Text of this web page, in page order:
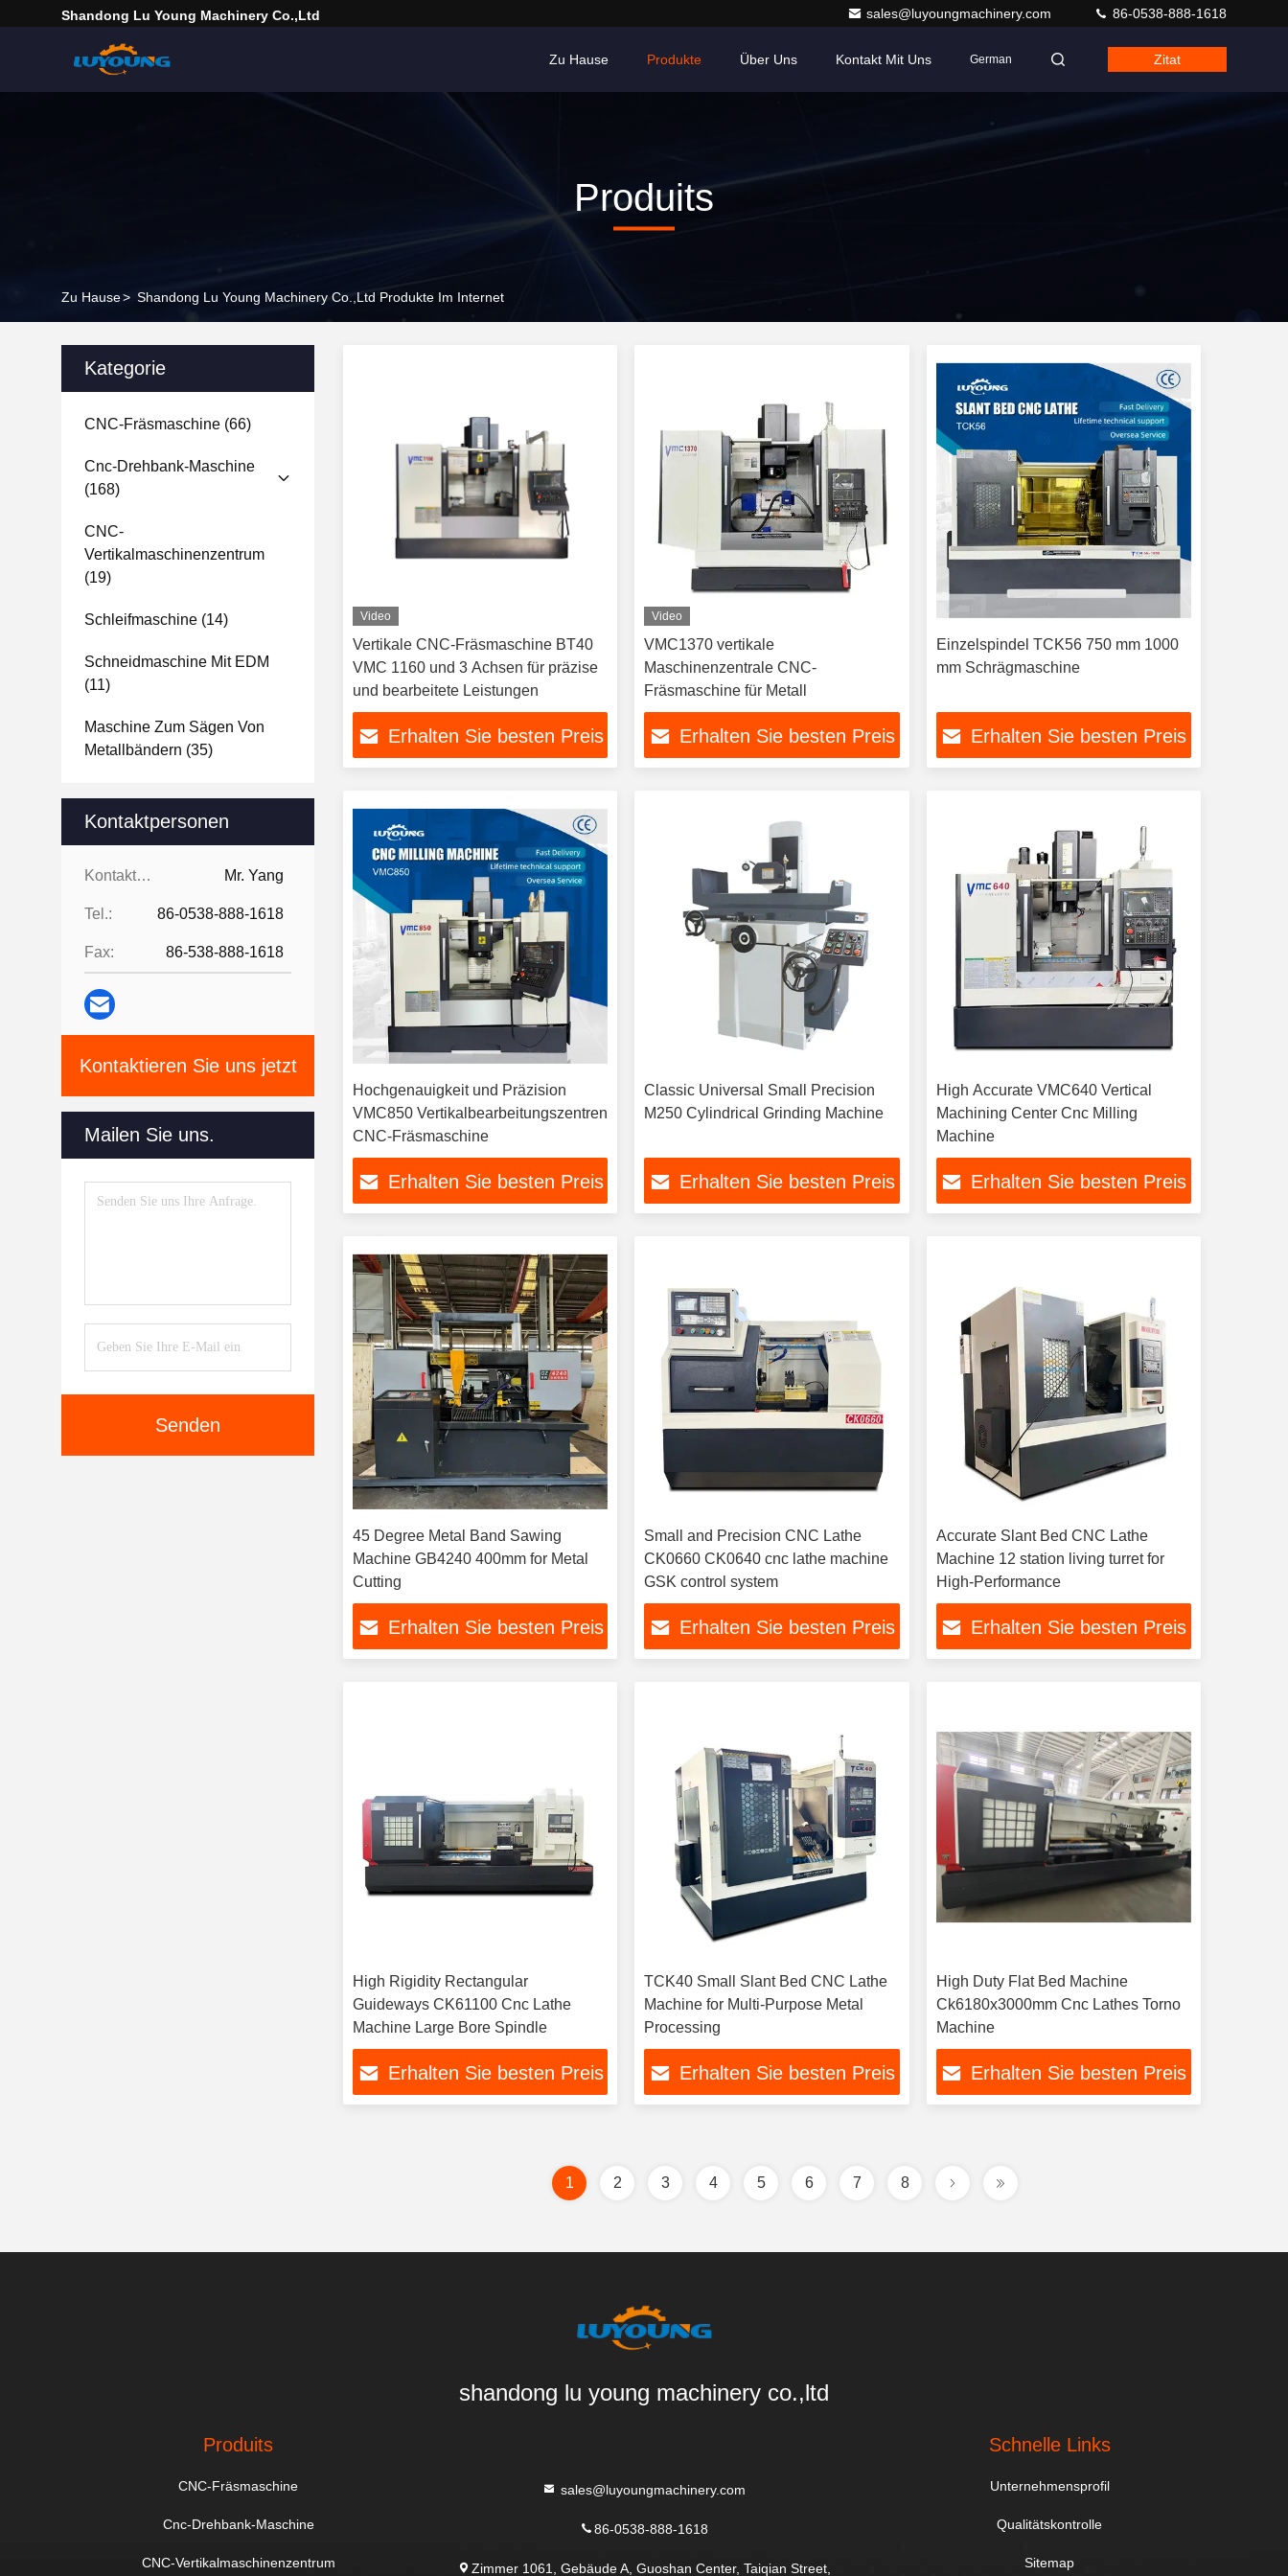
Shandong Lu Young Machinery Co.,ltd sales@luyoungmachinery.com 86-0538-888-1618
Zu Hause Produkte Über Uns Kontakt Mit Uns German Zitat
Produits
Zu Hause> Shandong Lu Young Machinery Co.,ltd Produkte Im Internet
Kategorie
CNC-Fräsmaschine (66)
Cnc-Drehbank-Maschine
(168)
CNC-
Vertikalmaschinenzentrum
(19)
Schleifmaschine (14)
Schneidmaschine Mit EDM
(11)
Maschine Zum Sägen Von
Metallbändern (35)
Kontaktpersonen
Kontaktpersonen: Mr. Yang
Tel.: 86-0538-888-1618
Fax: 86-538-888-1618
Kontaktieren Sie uns jetzt
Mailen Sie uns.
Senden
Video
Vertikale CNC-Fräsmaschine BT40
VMC 1160 und 3 Achsen für präzise
und bearbeitete Leistungen
Erhalten Sie besten Preis
Video
VMC1370 vertikale
Maschinenzentrale CNC-
Fräsmaschine für Metall
Erhalten Sie besten Preis
Einzelspindel TCK56 750 mm 1000
mm Schrägmaschine
Erhalten Sie besten Preis
Hochgenauigkeit und Präzision
VMC850 Vertikalbearbeitungszentren
CNC-Fräsmaschine
Erhalten Sie besten Preis
Classic Universal Small Precision
M250 Cylindrical Grinding Machine
Erhalten Sie besten Preis
High Accurate VMC640 Vertical
Machining Center Cnc Milling
Machine
Erhalten Sie besten Preis
45 Degree Metal Band Sawing
Machine GB4240 400mm for Metal
Cutting
Erhalten Sie besten Preis
Small and Precision CNC Lathe
CK0660 CK0640 cnc lathe machine
GSK control system
Erhalten Sie besten Preis
Accurate Slant Bed CNC Lathe
Machine 12 station living turret for
High-Performance
Erhalten Sie besten Preis
High Rigidity Rectangular
Guideways CK61100 Cnc Lathe
Machine Large Bore Spindle
Erhalten Sie besten Preis
TCK40 Small Slant Bed CNC Lathe
Machine for Multi-Purpose Metal
Processing
Erhalten Sie besten Preis
High Duty Flat Bed Machine
Ck6180x3000mm Cnc Lathes Torno
Machine
Erhalten Sie besten Preis
1 2 3 4 5 6 7 8
shandong lu young machinery co.,ltd
Produits
CNC-Fräsmaschine
Cnc-Drehbank-Maschine
CNC-Vertikalmaschinenzentrum
sales@luyoungmachinery.com
86-0538-888-1618
Zimmer 1061, Gebäude A, Guoshan Center, Taiqian Street,
Schnelle Links
Unternehmensprofil
Qualitätskontrolle
Sitemap